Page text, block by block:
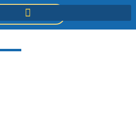
DONACIONES